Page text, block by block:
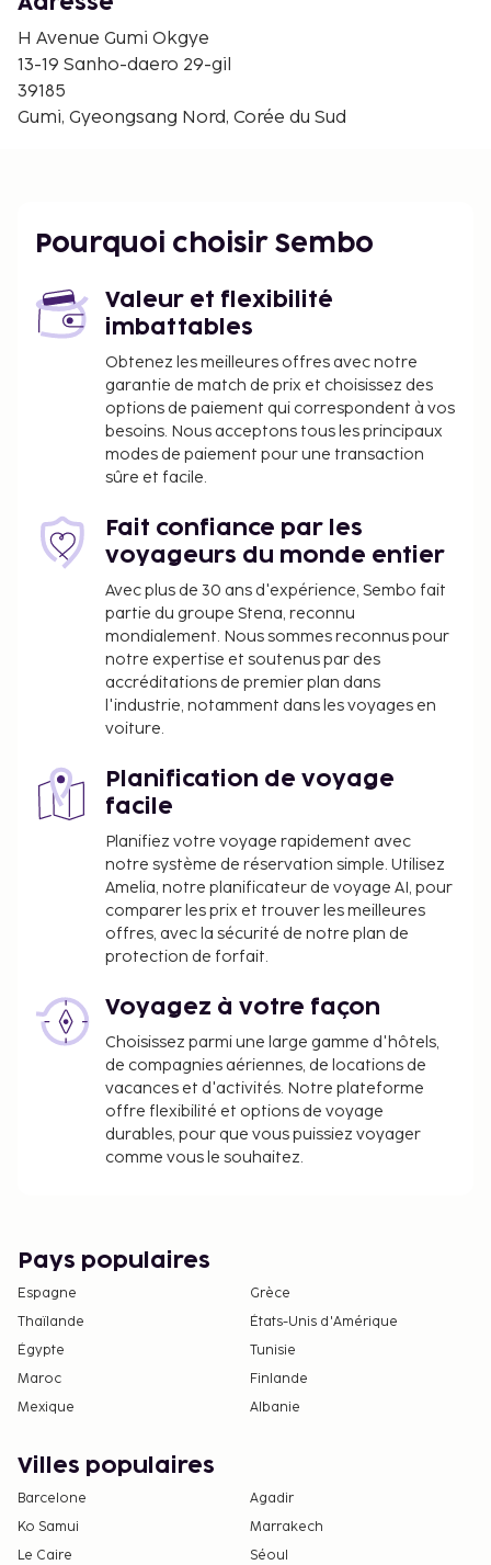
Stade municipal de Gumi - 8,9 km
Parc forestier sandongchamsaengtaesup - 9,4 km
Hyeonggokoncheon - 9,8 km
Bowling Star - 10,4 km
Sommet Cheonsaengsan - 10,6 km
Temple bouddhiste Dorisa - 17,8 km
L'aéroport principal le plus proche est : Aéroport
international de Daegu (TAE) - 55,4 km
Les équipements et services proposés incluent une
réception ouverte 24 h/24 et une consigne à
bagages. Un parking gratuit est disponible dans
l'enceinte de l'hébergement. La catégorie de
l’hébergement, fournie par notre système
les équipements et les services.
H Avenue Gumi Okgye
13-19 Sanho-daero 29-gil
39185
Gumi, Gyeongsang Nord, Corée du Sud
Pourquoi choisir Sembo
Valeur et flexibilité
imbattables
Obtenez les meilleures offres avec notre
garantie de match de prix et choisissez des
options de paiement qui correspondent à vos
besoins. Nous acceptons tous les principaux
modes de paiement pour une transaction
sûre et facile.
Fait confiance par les
voyageurs du monde entier
Avec plus de 30 ans d'expérience, Sembo fait
partie du groupe Stena, reconnu
mondialement. Nous sommes reconnus pour
notre expertise et soutenus par des
accréditations de premier plan dans
l'industrie, notamment dans les voyages en
voiture.
Planification de voyage
facile
Planifiez votre voyage rapidement avec
notre système de réservation simple. Utilisez
Amelia, notre planificateur de voyage AI, pour
comparer les prix et trouver les meilleures
offres, avec la sécurité de notre plan de
protection de forfait.
Voyagez à votre façon
Choisissez parmi une large gamme d'hôtels,
de compagnies aériennes, de locations de
vacances et d'activités. Notre plateforme
offre flexibilité et options de voyage
durables, pour que vous puissiez voyager
comme vous le souhaitez.
Pays populaires
Espagne
Grèce
Thaïlande
États-Unis d'Amérique
Égypte
Tunisie
Maroc
Finlande
Mexique
Albanie
Villes populaires
Barcelone
Agadir
Ko Samui
Marrakech
Le Caire
Séoul